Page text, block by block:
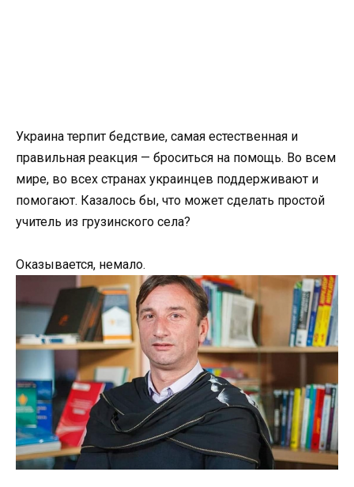
Украина терпит бедствие, самая естественная и
правильная реакция — броситься на помощь. Во всем
мире, во всех странах украинцев поддерживают и
помогают. Казалось бы, что может сделать простой
учитель из грузинского села?
Оказывается, немало.